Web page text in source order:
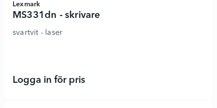
Lexmark
MS331dn - skrivare
svartvit - laser
Logga in för prisMS331dn - skrivare - 6298840 -